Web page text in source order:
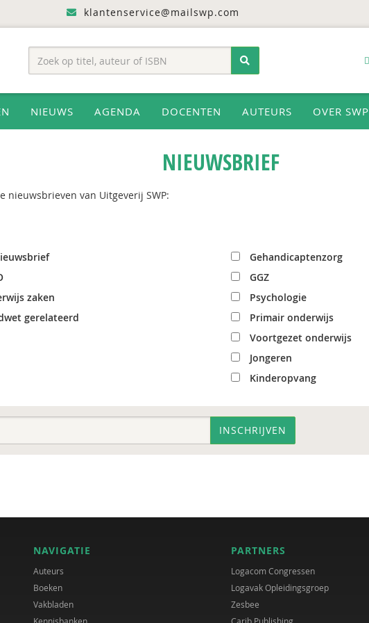
klantenservice@mailswp.com
NIEUWS AGENDA DOCENTEN AUTEURS OVER SWP
NIEUWSBRIEF
nieuwsbrieven van Uitgeverij SWP:
zaken
gerelateerd
Gehandicaptenzorg
GGZ
Psychologie
Primair onderwijs
Voortgezet onderwijs
Jongeren
Kinderopvang
INSCHRIJVEN
NAVIGATIE
Auteurs
Boeken
Vakbladen
PARTNERS
Logacom Congressen
Logavak Opleidingsgroep
Zesbee